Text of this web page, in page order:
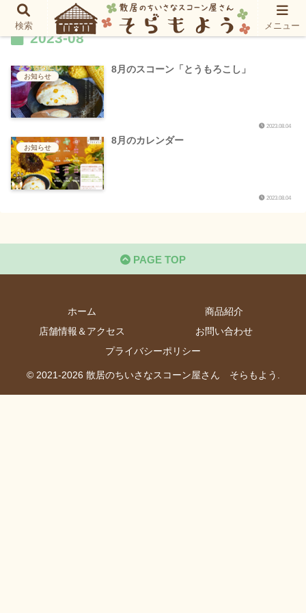
2023-08
お知らせ
8月のスコーン「とうもろこし」
2023.08.04
お知らせ
8月のカレンダー
2023.08.04
PAGE TOP
ホーム
商品紹介
店舗情報＆アクセス
お問い合わせ
プライバシーポリシー
© 2021-2026 散居のちいさなスコーン屋さん そらもよう.
検索 メニュー